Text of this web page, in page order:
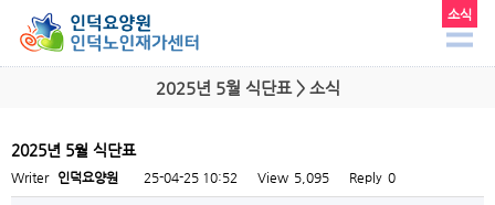
2025년 5월 식단표 > 소식
소식
2025년 5월 식단표
Writer 인덕요양원 25-04-25 10:52 View 5,095 Reply 0